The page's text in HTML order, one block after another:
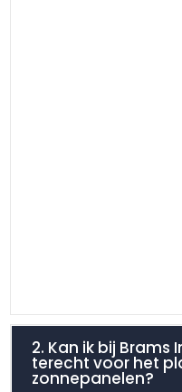
2. Kan ik bij Brams
terecht voor het
zonnepanelen?